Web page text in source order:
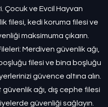
Çocuk ve Evcil Hayvan
filesi, kedi koruma filesi ve
maksimuma çıkarın.
Merdiven güvenlik ağı,
filesi ve bina boşluğu
güvence altına alın.
ağı, dış cephe filesi
güvenliği sağlayın.